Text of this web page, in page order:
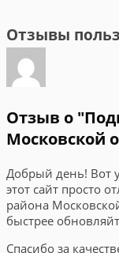
Отзывы
Отзыв о
Московской
Добрый день! Вот
этот сайт просто
района
быстрее
Спасибо за